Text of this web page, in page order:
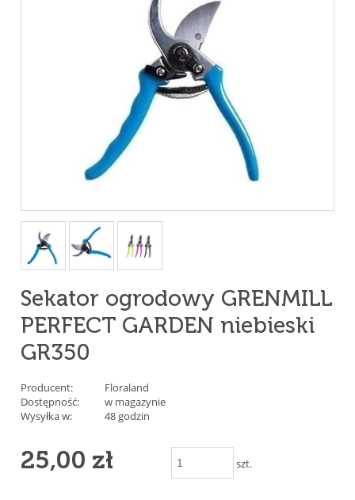
Sekator ogrodowy GRENMILL
PERFECT GARDEN niebieski
GR350
Producent:
Floraland
Dostępność:
w magazynie
Wysyłka w:
48 godzin
25,00 zł szt.